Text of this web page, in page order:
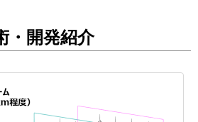
・開発紹介